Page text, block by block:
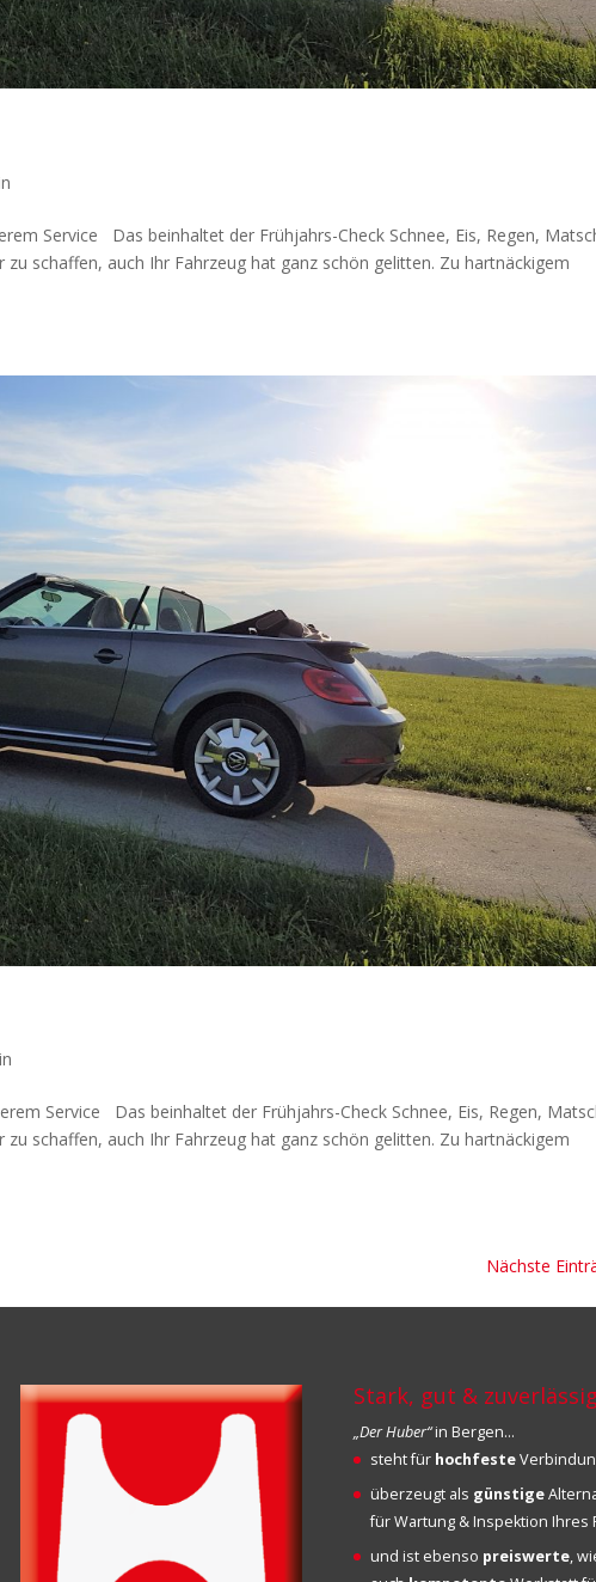
Service Das beinhaltet der Frühjahrs-Check Schnee, Eis, Regen,
schaffen, auch Ihr Fahrzeug hat ganz schön gelitten. Zu hartnäckigem
Service Das beinhaltet der Frühjahrs-Check Schnee, Eis, Regen,
schaffen, auch Ihr Fahrzeug hat ganz schön gelitten. Zu hartnäckigem
Nächste
Stark, gut &
„Der Huber“in Bergen…
steht für hochfeste
überzeugt als günstige
für Wartung & Inspektion Ihres
und ist ebenso preiswerte,